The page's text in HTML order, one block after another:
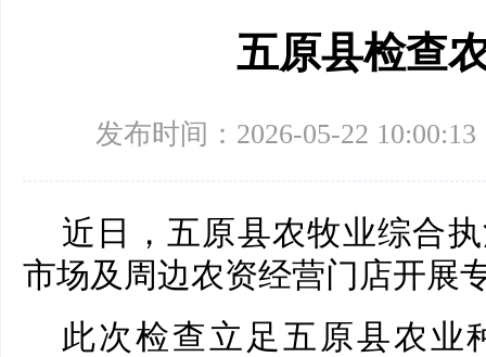
五原县检查
发布时间：2026-05-22 10:00:13
近日，五原县农牧业综合
市场及周边农资经营门店开展
此次检查立足五原县农业